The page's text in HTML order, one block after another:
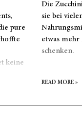
pure
keine
Die
sie bei
etwas
schenken.
READ MORE »